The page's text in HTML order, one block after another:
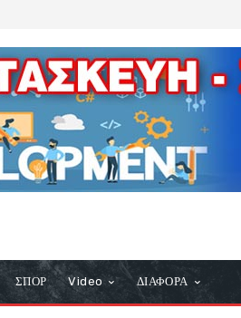
ΣΠΟΡ Video ΔΙΑΦΟΡΑ